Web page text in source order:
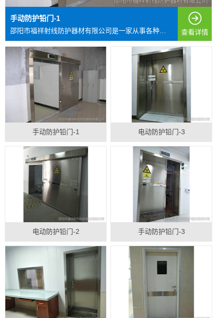
手动防护铅门-1
查看详情
手动防护铅门-1
电动防护铅门-2
电动防护铅门-3
手动防护铅门-3